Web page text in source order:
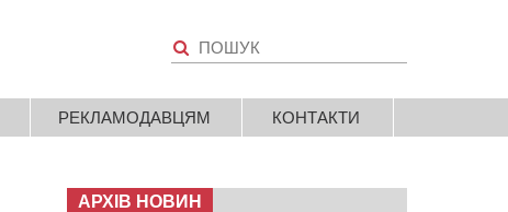
РЕКЛАМОДАВЦЯМ КОНТАКТИ
АРХІВ НОВИН